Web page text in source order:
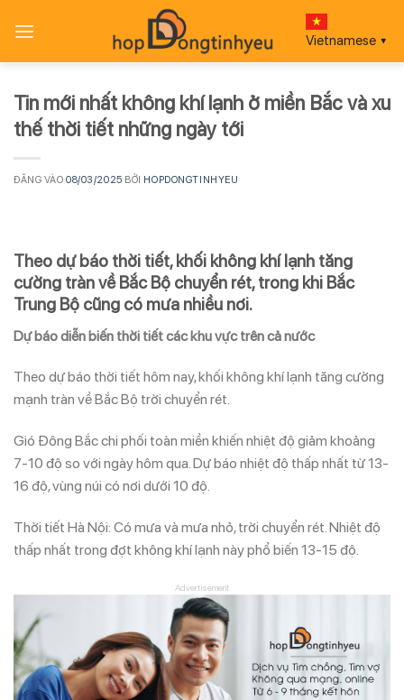
qua
Vietnamese ▼
Tin mới nhất không khí lạnh ở miền Bắc và xu
thế thời tiết những ngày tới
ĐĂNG VÀO08/03/2025 BỞI HOPDONGTINHYEU
Theo dự báo thời tiết, khối không khí lạnh tăng
cường tràn về Bắc Bộ chuyển rét, trong khi Bắc
Trung Bộ cũng có mưa nhiều nơi.
Dự báo diễn biến thời tiết các khu vực trên cả nước
Theo dự báo thời tiết hôm nay, khối không khí lạnh tăng cường
mạnh tràn về Bắc Bộ trời chuyển rét.
Gió Đông Bắc chi phối toàn miền khiến nhiệt độ giảm khoảng
7-10 độ so với ngày hôm qua. Dự báo nhiệt độ thấp nhất từ 13-
16 độ, vùng núi có nơi dưới 10 độ.
Thời tiết Hà Nội: Có mưa và mưa nhỏ, trời chuyển rét. Nhiệt độ
thấp nhất trong đợt không khí lạnh này phổ biến 13-15 độ.
Advertisement